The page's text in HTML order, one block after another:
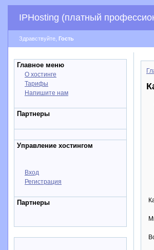
IPHosting (платный
Здравствуйте, Гость
Главное меню
О хостинге
Тарифы
Напишите нам
Партнеры
Управление хостингом
Вход
Регистрация
Партнеры